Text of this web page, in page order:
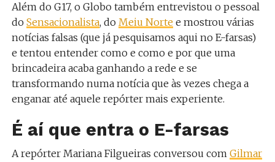
Além do G17, o Globo também entrevistou o pessoal
do Sensacionalista, do Meiu Nortee mostrou várias
notícias falsas (que já pesquisamos aqui no E-farsas)
e tentou entender como e como e por que uma
brincadeira acaba ganhando a rede e se
transformando numa notícia que às vezes chega a
enganar até aquele repórter mais experiente.
É aí que entra o E-farsas
A repórter Mariana Filgueiras conversou com Gilmar